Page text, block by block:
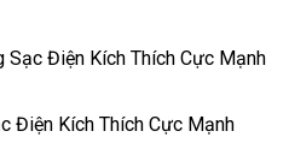
Điện Kích Thích Cực Mạnh